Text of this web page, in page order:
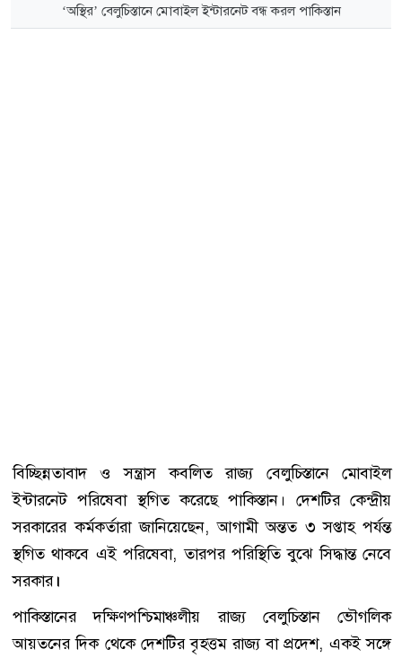
‘অস্থির’ বেলুচিস্তানে মোবাইল ইন্টারনেট বন্ধ করল পাকিস্তান
বিচ্ছিন্নতাবাদ ও সন্ত্রাস কবলিত রাজ্য বেলুচিস্তানে মোবাইল
ইন্টারনেট পরিষেবা স্থগিত করেছে পাকিস্তান। দেশটির কেন্দ্রীয়
সরকারের কর্মকর্তারা জানিয়েছেন, আগামী অন্তত ৩ সপ্তাহ পর্যন্ত
স্থগিত থাকবে এই পরিষেবা, তারপর পরিস্থিতি বুঝে সিদ্ধান্ত নেবে
সরকার।
পাকিস্তানের দক্ষিণপশ্চিমাঞ্চলীয় রাজ্য বেলুচিস্তান ভৌগলিক
আয়তনের দিক থেকে দেশটির বৃহত্তম রাজ্য বা প্রদেশ, একই সঙ্গে